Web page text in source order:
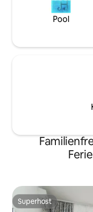
Pool
Superhost
Superhost